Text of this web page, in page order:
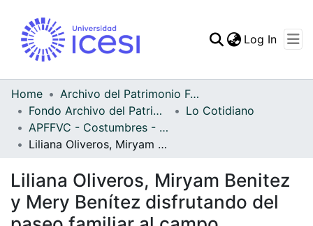
Statistics
Log In
Home
Archivo del Patrimonio Fotográfico y Fílmico del Valle del Cauca
Fondo Archivo del Patrimonio Fotográfico y Fílmico del Valle del Cauca
Lo Cotidiano
APFFVC - Costumbres - Patrimonial
Liliana Oliveros, Miryam Benitez y Mery Benítez disfrutando del paseo familiar al campo
Liliana Oliveros, Miryam Benitez
y Mery Benítez disfrutando del